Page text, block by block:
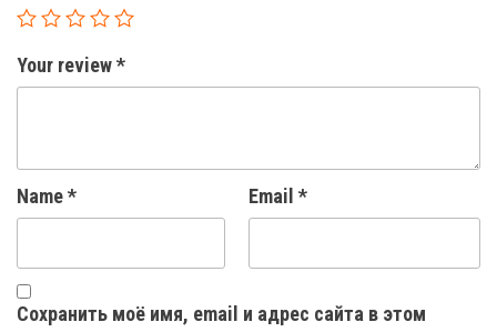
Your review*
Name* Email *
Сохранить моё имя, email и адрес сайта в этом